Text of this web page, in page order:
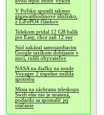
V Poľsku spustili takmer
gigawatthodinové úložisko,
z LiFePO4 článkov
Telekom pridal 12 GB balík
pre Easy, chce zaň 12 eur
Súd zakázal samojazdiacim
Google taxíkom dobíjanie v
noci, rušili obyvateľov
NASA na diaľku na sonde
Voyager 2 úspešne znížila
spotrebu
Misia na záchranu teleskopu
Swift ešte nie je stratená,
podarilo sa spomaliť jej
otáčanie